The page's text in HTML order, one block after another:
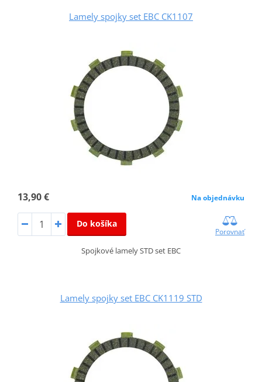
Lamely spojky set EBC CK1107
13,90 € Na objednávku
Do košíka
Porovnať
Spojkové lamely STD set EBC
Lamely spojky set EBC CK1119 STD